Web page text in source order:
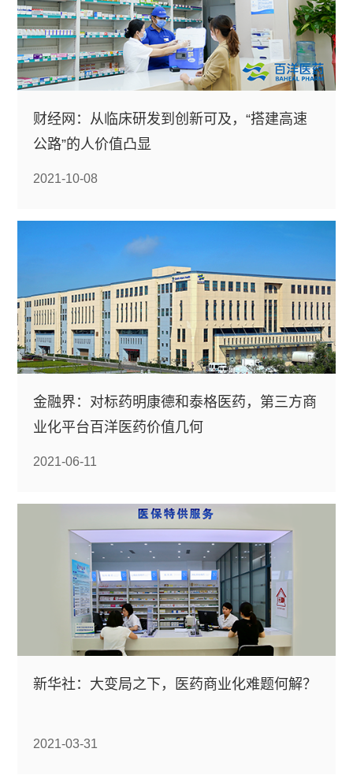
财经网：从临床研发到创新可及，“搭建高速
公路”的人价值凸显
2021-10-08
金融界：对标药明康德和泰格医药，第三方商
业化平台百洋医药价值几何
2021-06-11
新华社：大变局之下，医药商业化难题何解？
2021-03-31